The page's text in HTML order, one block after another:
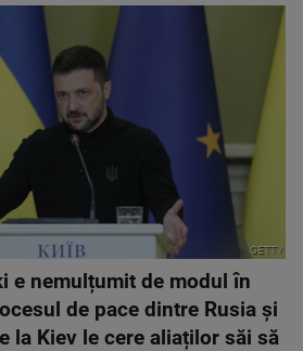
GETTY
e nemulțumit de modul în
de pace dintre Rusia și
la Kiev le cere aliaților săi să